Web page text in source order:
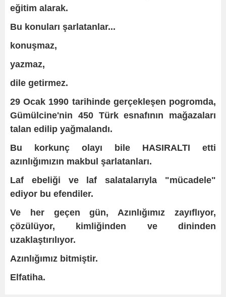
eğitim alarak.
Bu konuları şarlatanlar...
konuşmaz,
yazmaz,
dile getirmez.
29 Ocak 1990 tarihinde gerçekleşen pogromda,
Gümülcine'nin 450 Türk esnafının mağazaları
talan edilip yağmalandı.
Bu korkunç olayı bile HASIRALTI etti
azınlığımızın makbul şarlatanları.
Laf ebeliği ve laf salatalarıyla "mücadele"
ediyor bu efendiler.
Ve her geçen gün, Azınlığımız zayıflıyor,
çözülüyor, kimliğinden ve dininden
uzaklaştırılıyor.
Azınlığımız bitmiştir.
Elfatiha.